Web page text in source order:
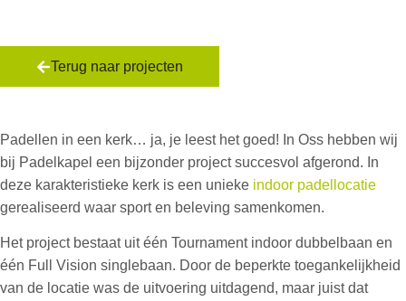
Terug naar projecten
Padellen in een kerk… ja, je leest het goed! In Oss hebben wij
bij Padelkapel een bijzonder project succesvol afgerond. In
deze karakteristieke kerk is een unieke indoor padellocatie
gerealiseerd waar sport en beleving samenkomen.
Het project bestaat uit één Tournament indoor dubbelbaan en
één Full Vision singlebaan. Door de beperkte toegankelijkheid
van de locatie was de uitvoering uitdagend, maar juist dat